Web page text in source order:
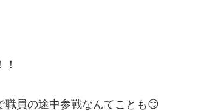
職員の途中参戦なんてことも😏